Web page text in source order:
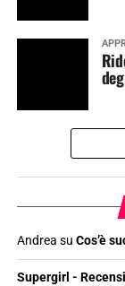
Andrea su Cos’è
Supergirl -